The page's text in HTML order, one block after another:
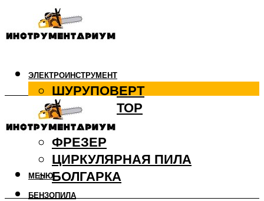
ЭЛЕКТРОИНСТРУМЕНТ
ШУРУПОВЕРТ
ПЕРФОРАТОР
ДРЕЛЬ
ФРЕЗЕР
ЦИРКУЛЯРНАЯ ПИЛА
БОЛГАРКА
БЕНЗОПИЛА
МЕНЮ